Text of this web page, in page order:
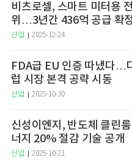
비츠로셀, 스마트 미터용
위…3년간 436억 공급 확정
산업 2025-12-24
FDA급 EU 인증 따냈다…
럽 시장 본격 공략 시동
산업 2025-10-30
신성이엔지, 반도체 클린
너지 20% 절감 기술 공개
산업 2025-10-21